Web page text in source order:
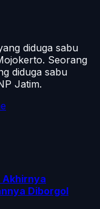
diduga sabu
Seorang
diduga sabu
Jatim.
Akhirnya
Diborgol